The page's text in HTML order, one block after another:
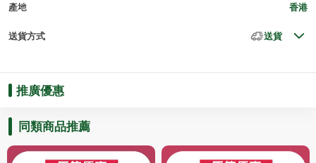
產地 香港
送貨方式 送貨
推廣優惠
同類商品推薦